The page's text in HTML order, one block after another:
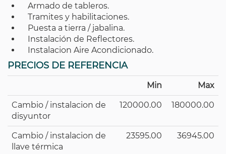
Armado de tableros.
Tramites y habilitaciones.
Puesta a tierra / jabalina.
Instalación de Reflectores.
Instalacion Aire Acondicionado.
PRECIOS DE REFERENCIA
Min Max
Cambio / instalacion de
disyuntor
120000.00 180000.00
Cambio / instalacion de
llave térmica
23595.00 36945.00